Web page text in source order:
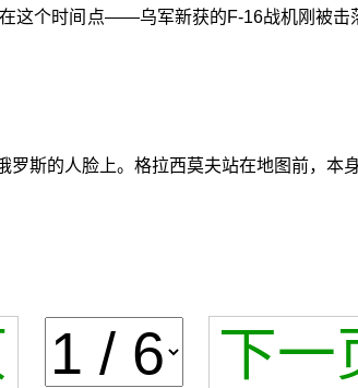
这个时间点——乌军新获的F-16战机刚被击
罗斯的人脸上。格拉西莫夫站在地图前，
下一